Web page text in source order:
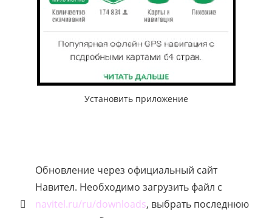
Установить приложение
Обновление через официальный сайт
Навител. Необходимо загрузить файл с
navitel.ru/ru/downloads, выбрать последнюю